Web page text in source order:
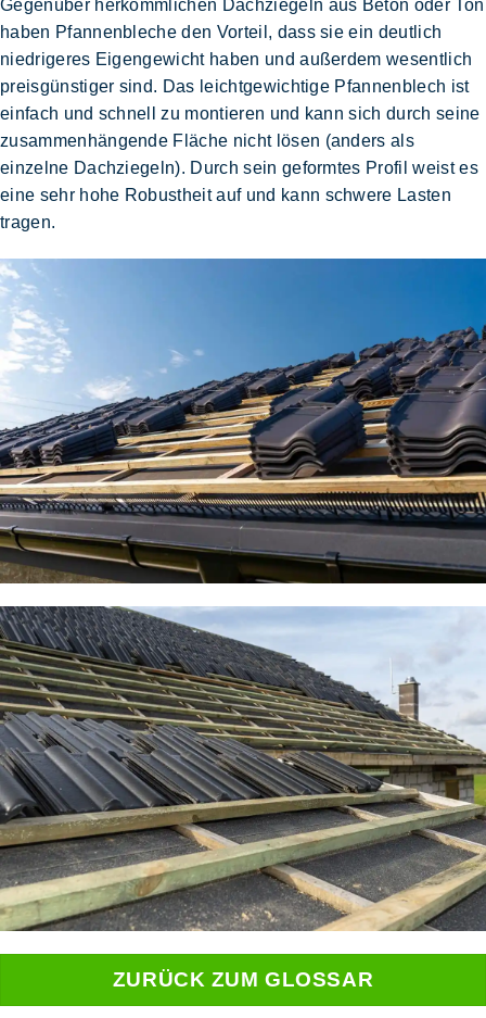
Gegenüber herkömmlichen Dachziegeln aus Beton oder Ton
haben Pfannenbleche den Vorteil, dass sie ein deutlich
niedrigeres Eigengewicht haben und außerdemwesentlich
preisgünstiger sind. Das leichtgewichtige Pfannenblech ist
einfach und schnell zu montieren und kann sich durch seine
zusammenhängende Fläche nicht lösen (anders als
einzelne Dachziegeln). Durch sein geformtes Profil weist es
eine sehr hohe Robustheitauf und kann schwere Lasten
tragen.
ZURÜCK ZUM GLOSSAR